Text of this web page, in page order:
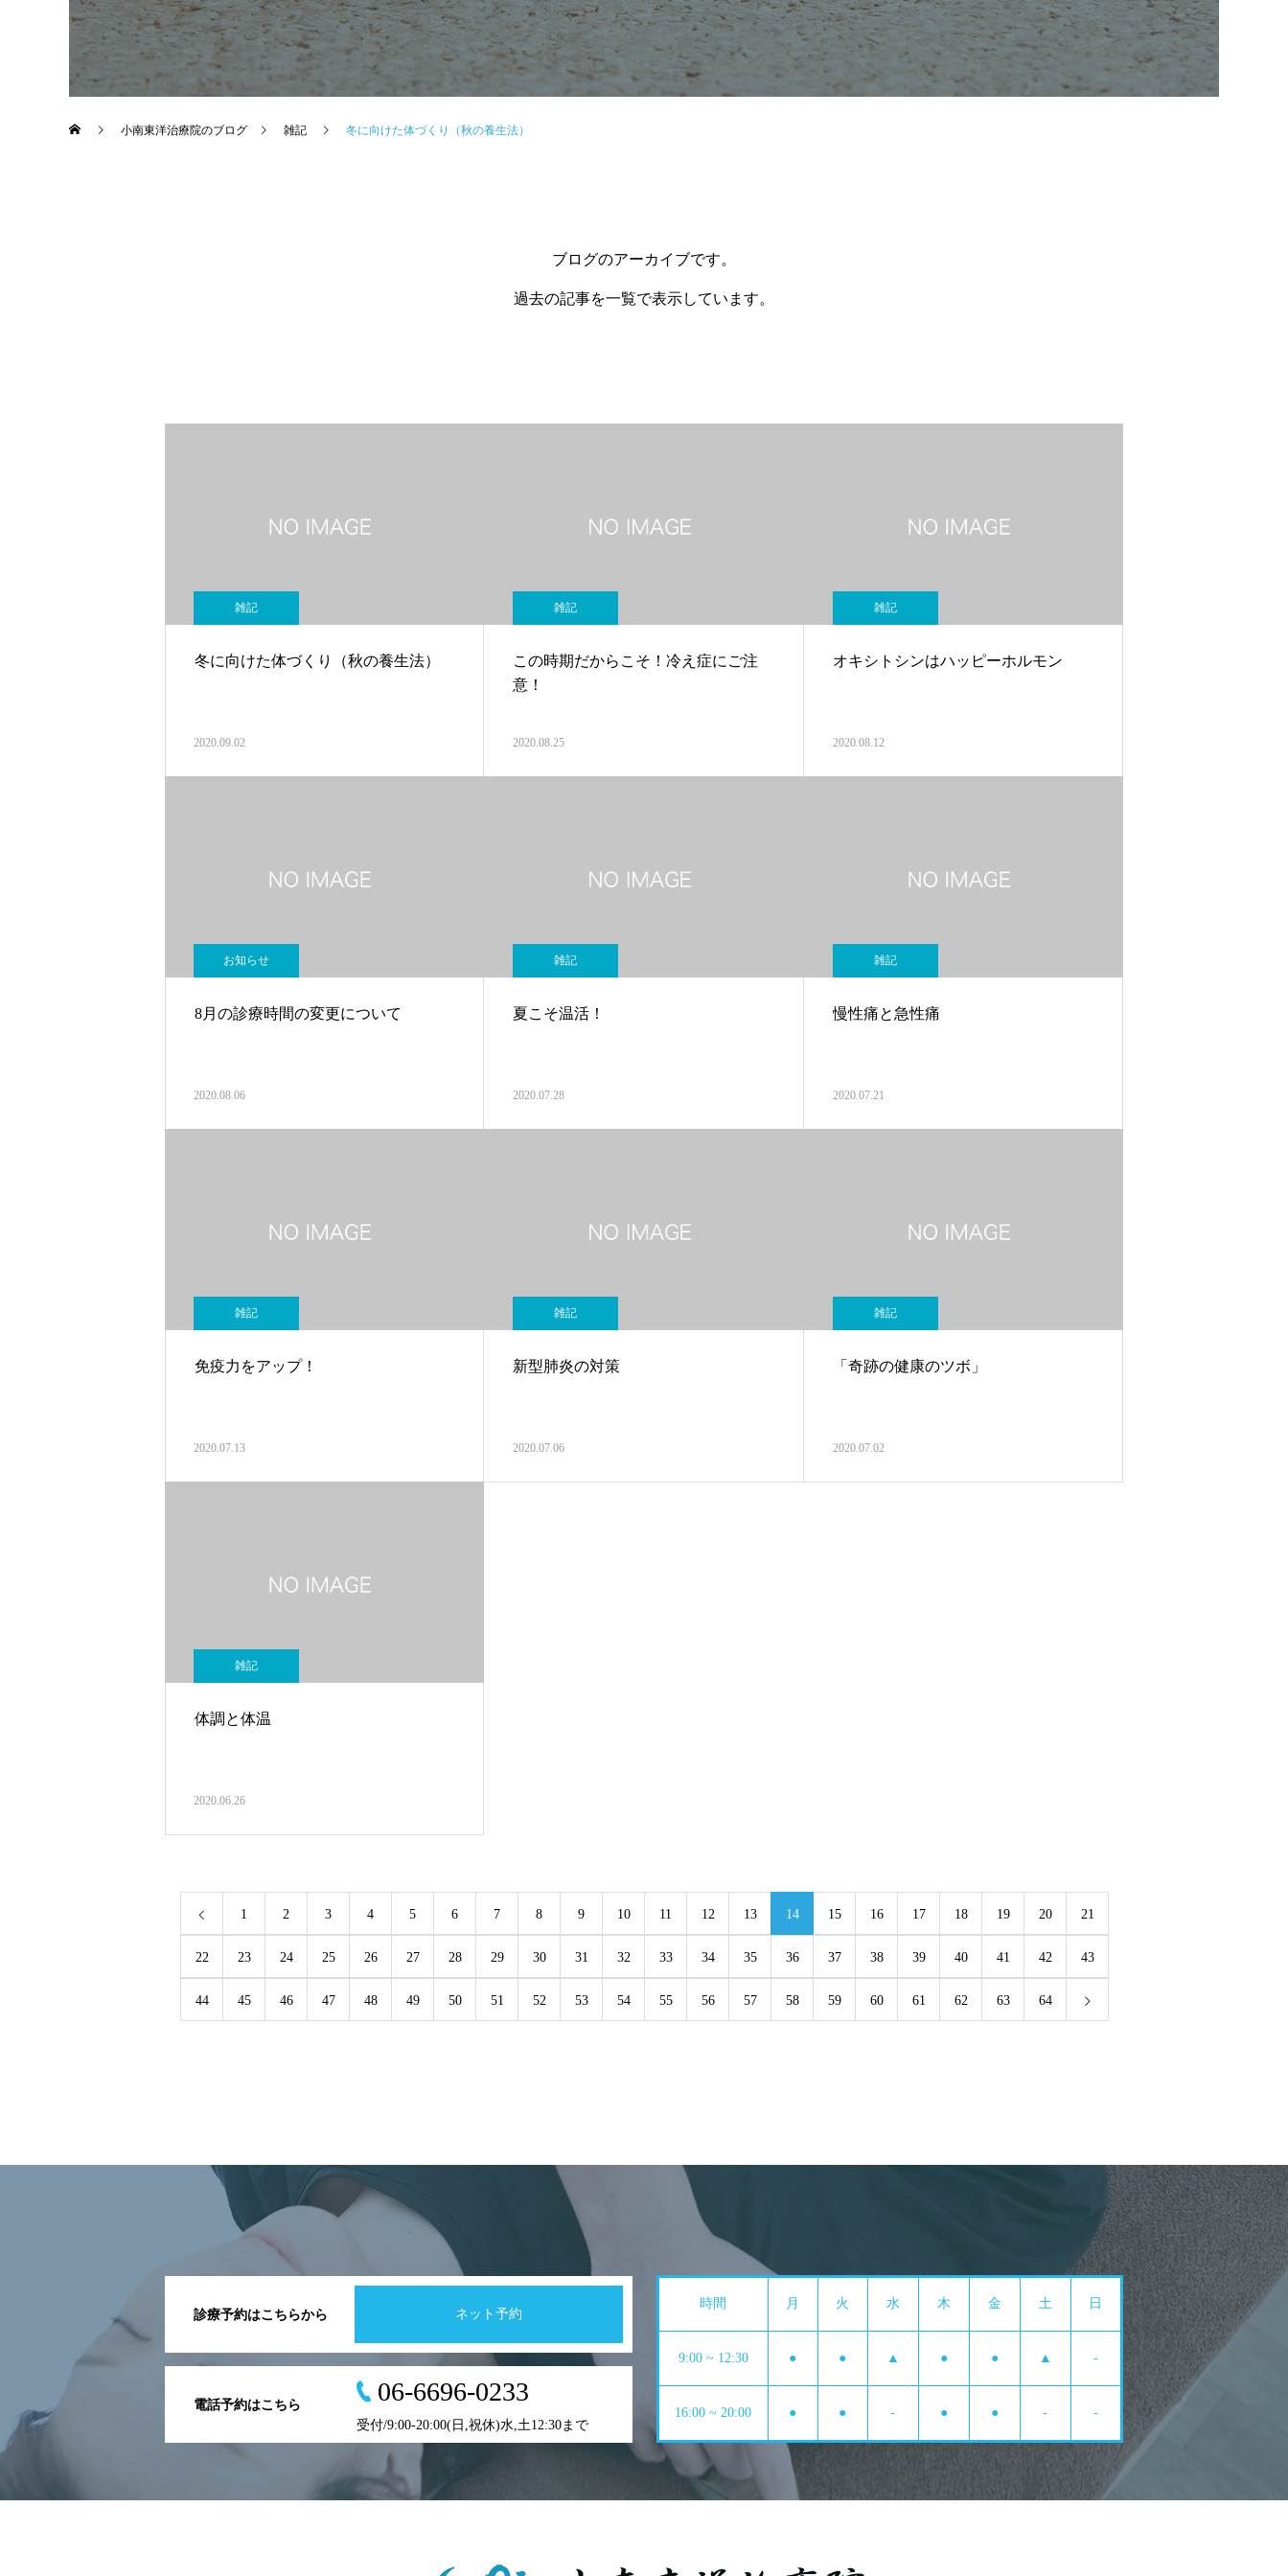
小南東洋治療院のブログ 雑記 冬に向けた体づくり（秋の養生法）
ブログのアーカイブです。
過去の記事を一覧で表示しています。
雑記
冬に向けた体づくり（秋の養生法）
2020.09.02
雑記
この時期だからこそ！冷え症にご注
意！
2020.08.25
雑記
オキシトシンはハッピーホルモン
2020.08.12
お知らせ
8月の診療時間の変更について
2020.08.06
雑記
夏こそ温活！
2020.07.28
雑記
慢性痛と急性痛
2020.07.21
雑記
免疫力をアップ！
2020.07.13
雑記
新型肺炎の対策
2020.07.06
雑記
「奇跡の健康のツボ」
2020.07.02
雑記
体調と体温
2020.06.26
1 2 3 4 5 6 7 8 9 10 11 12 13 14 15 16 17 18 19 20 21
22 23 24 25 26 27 28 29 30 31 32 33 34 35 36 37 38 39 40 41 42 43
44 45 46 47 48 49 50 51 52 53 54 55 56 57 58 59 60 61 62 63 64
診療予約はこちらから ネット予約
電話予約はこちら 06-6696-0233
受付/9:00-20:00(日,祝休)水,土12:30まで
時間 月 火 水 木 金 土 日
9:00 ~ 12:30 ● ● ▲ ● ● ▲ -
16:00 ~ 20:00 ● ● - ● ● - -